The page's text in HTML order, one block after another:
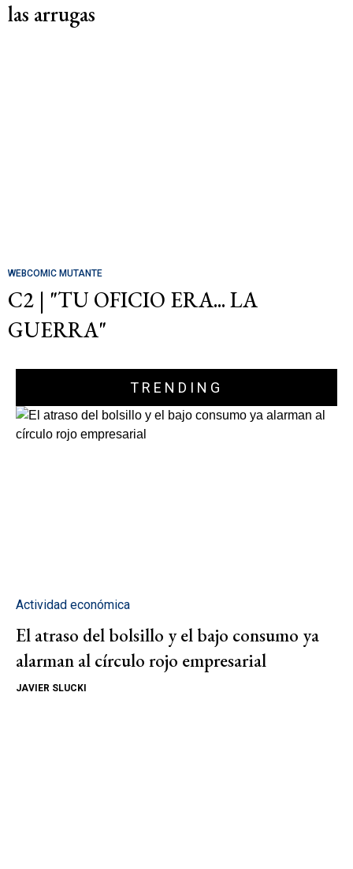
las arrugas
WEBCOMIC MUTANTE
C2 | "TU OFICIO ERA... LA
GUERRA"
TRENDING
Actividad económica
El atraso del bolsillo y el bajo consumo ya
alarman al círculo rojo empresarial
JAVIER SLUCKI